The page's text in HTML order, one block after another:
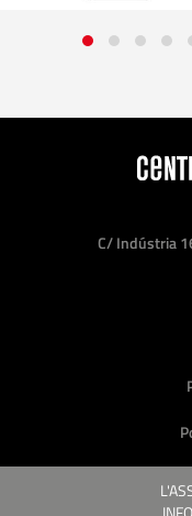
C/ Indústria